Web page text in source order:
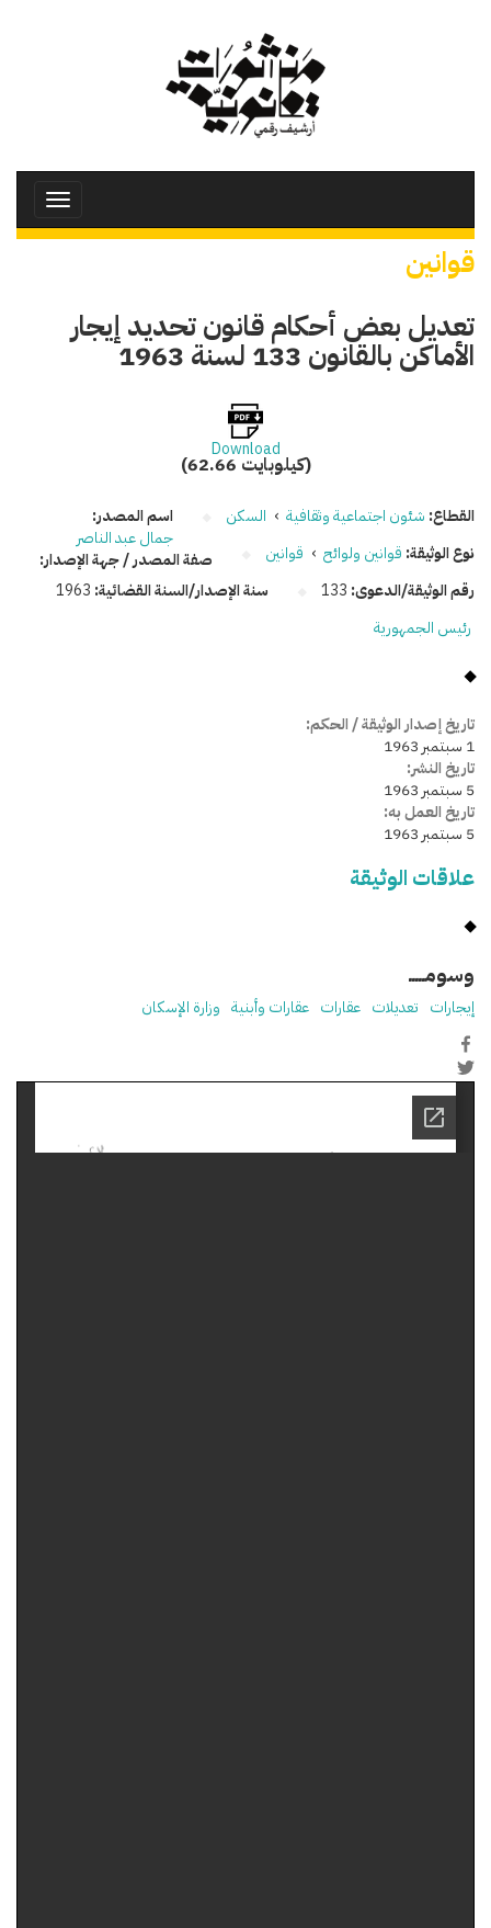
Toggle
قوانين
تعديل بعض أحكام قانون تحديد إيجار
الأماكن بالقانون 133 لسنة 1963
Download
(62.66 كيلوبايت)
القطاع: شئون اجتماعية وثقافية › السكن
نوع الوثيقة: قوانين ولوائح › قوانين
رقم الوثيقة/الدعوى: 133 سنة الإصدار/السنة القضائية: 1963
اسم المصدر:
جمال عبد الناصر
صفة المصدر / جهة الإصدار:
رئيس الجمهورية
تاريخ إصدار الوثيقة / الحكم:
1 سبتمبر 1963
تاريخ النشر:
5 سبتمبر 1963
تاريخ العمل به:
5 سبتمبر 1963
علاقات الوثيقة
وسومـــــ
إيجارات تعديلات عقارات عقارات وأبنية وزارة الإسكان